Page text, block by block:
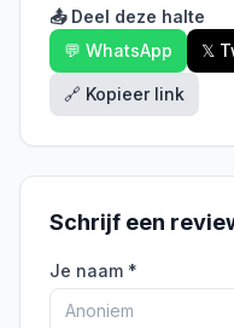
📤 Deel deze halte
💬 WhatsApp
𝕏
🔗 Kopieer link
Schrijf een
Je naam *